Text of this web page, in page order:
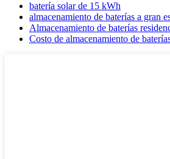
batería solar de 15 kWh
almacenamiento de baterías a gran
Almacenamiento de baterías
Costo de almacenamiento de